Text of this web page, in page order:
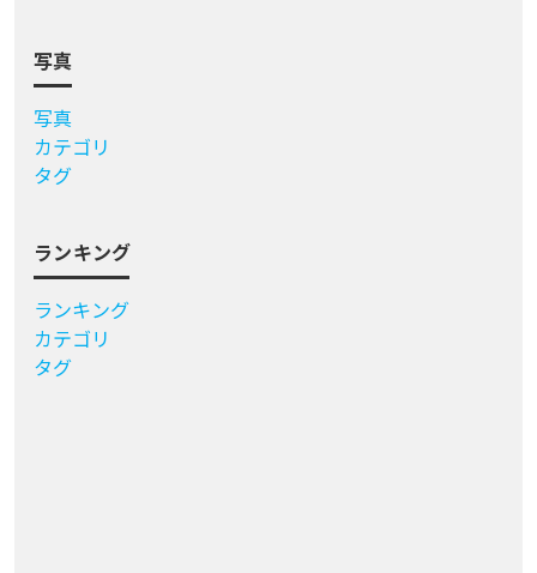
写真
写真
カテゴリ
タグ
ランキング
ランキング
カテゴリ
タグ